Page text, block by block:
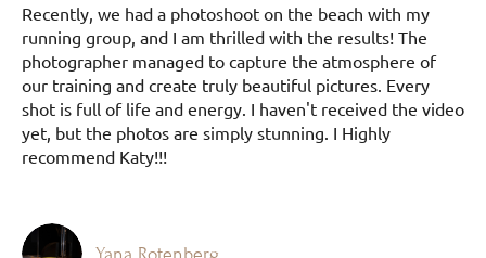
Recently, we had a photoshoot on the beach with my
running group, and I am thrilled with the results! The
photographer managed to capture the atmosphere of
our training and create truly beautiful pictures. Every
shot is full of life and energy. I haven't received the video
yet, but the photos are simply stunning. I Highly
recommend Katy!!!